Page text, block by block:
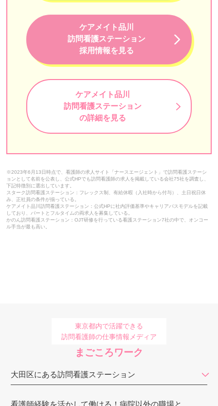
フィッツ訪問看護ステーション
訪問看護ステーションはなもも
ゆみのハートクリニック
訪問看護リハビリステーションSORA
訪問看護ステーションナースであんしん
あわーず訪問看護リハビリステーション
梅の園訪問看護ステーション
SAKURA訪問看護リハビリステーション昭島
荏原訪問看護ステーション
おうちにかえろう。病院
MIRAI訪問看護ステーション東京
東京リハビリ訪問看護ステーション
ケアメイト品川
訪問看護ステーション
採用情報を見る
ケアメイト品川
訪問看護ステーション
の詳細を見る
※2023年6月13日時点で、看護師の求人サイト「ナースエージェント」で訪問看護ステーシ
ョンとして名前を公表し、公式HPでも訪問看護師の求人を掲載している会社75社を調査し、
下記特徴別に選出しています。
スターク訪問看護ステーション：フレックス制、有給休暇（入社時から付与）、土日祝日休
み、正社員の条件が揃っている。
ケアメイト品川訪問看護ステーション：公式HPに社内評価基準やキャリアパスモデルを記載
しており、パートとフルタイムの両求人を募集している。
かのん訪問看護ステーション：OJT研修を行っている看護ステーション7社の中で、オンコー
ル手当が最も高い。
東京都内で活躍できる
訪問看護師の仕事情報メディア
まごころワーク
大田区にある訪問看護ステーション